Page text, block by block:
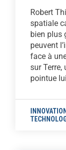
Robert
spatiale
bien plus
peuvent
face à
sur
pointue